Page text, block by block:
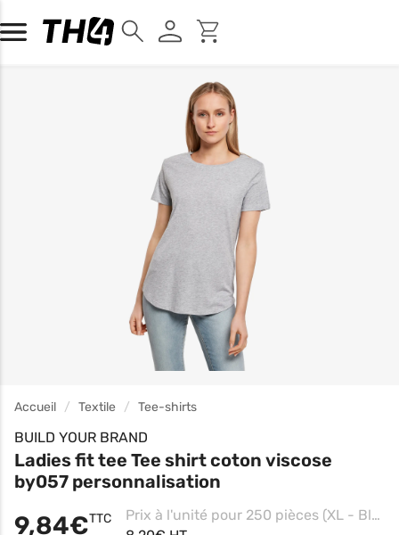
Accueil Textile Tee-shirts
BUILD YOUR BRAND
Ladies fit tee Tee shirt coton viscose
by057 personnalisation
9,84€TTC
Prix à l'unité pour 250 pièces (XL - Black, Impression coeur)